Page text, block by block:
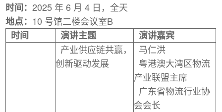
时间：2025 年 6 月 4 日，全天
地点： 10 号馆二楼会议室B
时间
演讲主题 演讲嘉宾
产业供应链共赢，
创新驱动发展
马仁洪
粤港澳大湾区物流
产业联盟主席
广东省物流行业协
会会长